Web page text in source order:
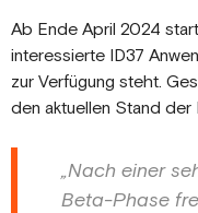
Ab Ende April 2024
interessierte ID37
zur Verfügung steht.
den aktuellen Stand der
„Nach einer
Beta-Phase